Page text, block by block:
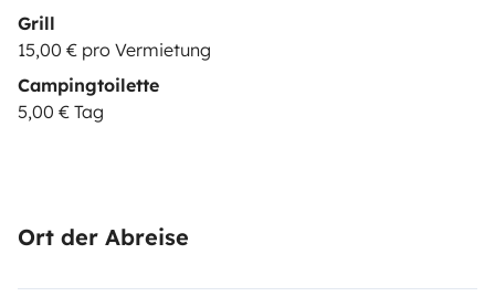
Grill
15,00 € pro Vermietung
Campingtoilette
5,00 € Tag
Ort der Abreise